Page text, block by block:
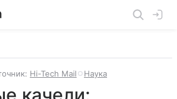
Hi-Tech Mail Наука